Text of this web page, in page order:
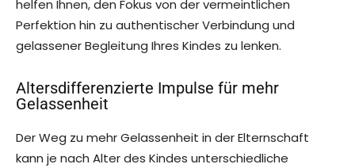
helfen Ihnen, den Fokus von der vermeintlichen
Perfektion hin zu authentischer Verbindung und
gelassener Begleitung Ihres Kindes zu lenken.
Altersdifferenzierte Impulse für mehr
Gelassenheit
Der Weg zu mehr Gelassenheit in der Elternschaft
kann je nach Alter des Kindes unterschiedliche